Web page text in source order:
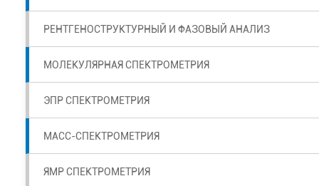
РЕНТГЕНОСТРУКТУРНЫЙ И ФАЗОВЫЙ АНАЛИЗ
МОЛЕКУЛЯРНАЯ СПЕКТРОМЕТРИЯ
ЭПР СПЕКТРОМЕТРИЯ
МАСС-СПЕКТРОМЕТРИЯ
ЯМР СПЕКТРОМЕТРИЯ